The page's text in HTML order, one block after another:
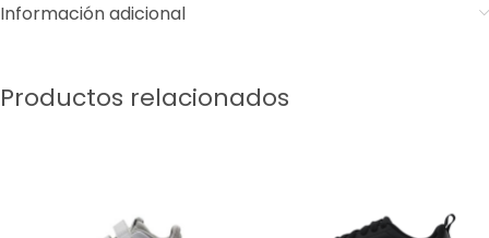
Información adicional
Productos relacionados